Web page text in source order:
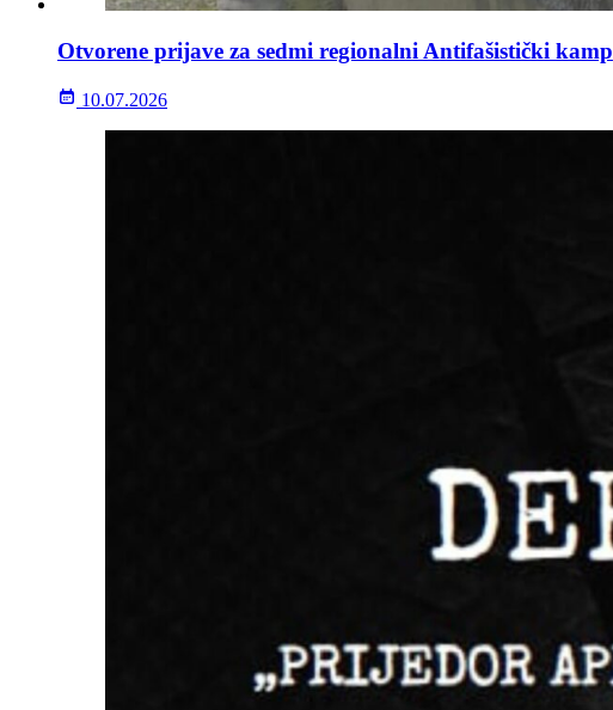
Otvorene prijave za sedmi regionalni Antifašistički kamp
10.07.2026